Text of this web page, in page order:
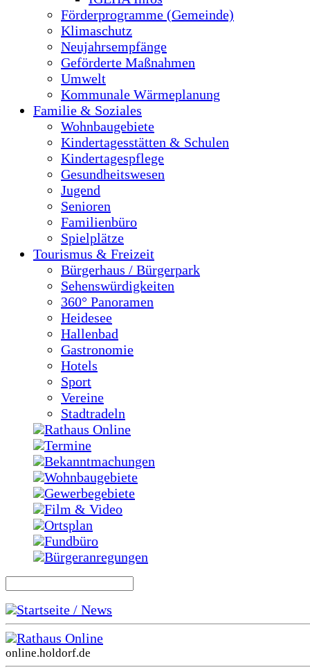
Förderprogramme (Gemeinde)
Klimaschutz
Neujahrsempfänge
Geförderte Maßnahmen
Umwelt
Kommunale Wärmeplanung
Familie & Soziales
Wohnbaugebiete
Kindertagesstätten & Schulen
Kindertagespflege
Gesundheitswesen
Jugend
Senioren
Familienbüro
Spielplätze
Tourismus & Freizeit
Bürgerhaus / Bürgerpark
Sehenswürdigkeiten
360° Panoramen
Heidesee
Hallenbad
Gastronomie
Hotels
Sport
Vereine
Stadtradeln
Rathaus Online
Termine
Bekanntmachungen
Wohnbaugebiete
Gewerbegebiete
Film & Video
Ortsplan
Fundbüro
Bürgeranregungen
Startseite / News
Rathaus Online
online.holdorf.de